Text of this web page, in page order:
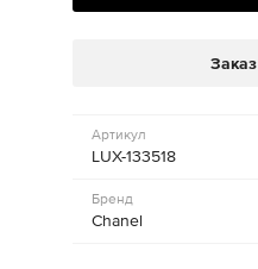
Артикул
LUX-133518
Бренд
Chanel